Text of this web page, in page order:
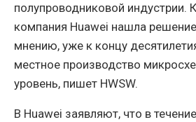
полупроводниковой индустрии.
компания Huawei нашла
мнению, уже к концу
местное производство
уровень, пишет HWSW.
В Huawei заявляют, что в